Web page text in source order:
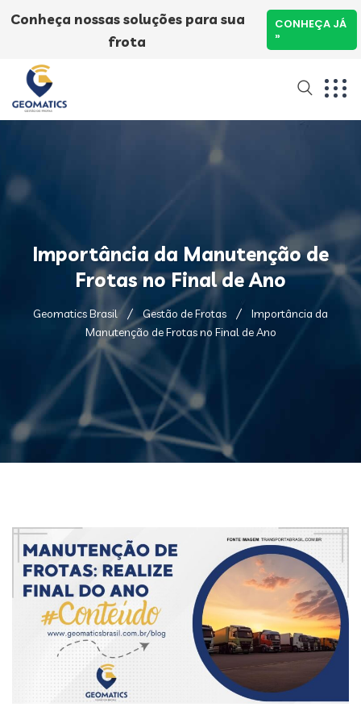
Importância da Manutenção de
Frotas no Final de Ano
Geomatics Brasil Gestão de Frotas
Importância da
Manutenção de Frotas no Final de Ano
Conheça nossas soluções para sua
frota
CONHEÇA JÁ
»